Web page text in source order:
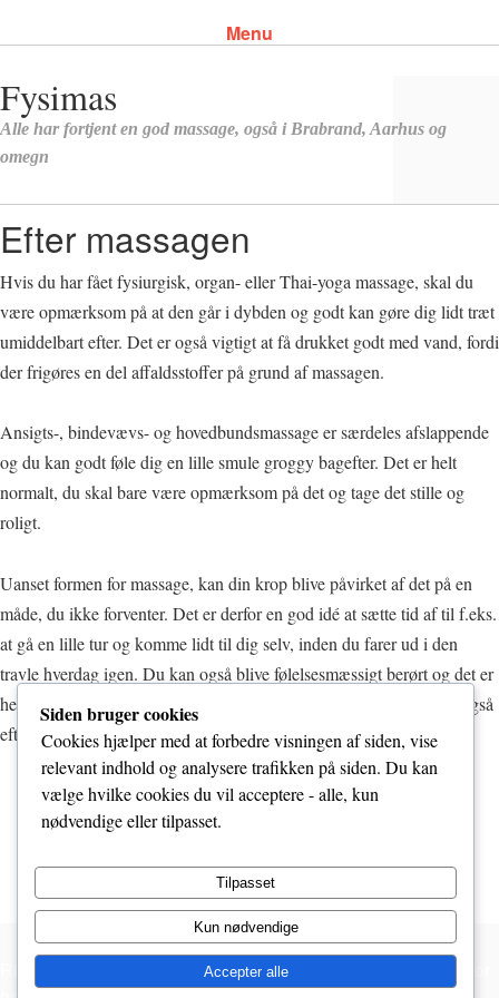
Menu
Fysimas
Alle har fortjent en god massage, også i Brabrand, Aarhus og
omegn
Efter massagen
Hvis du har fået fysiurgisk, organ- eller Thai-yoga massage, skal du
være opmærksom på at den går i dybden og godt kan gøre dig lidt træt
umiddelbart efter. Det er også vigtigt at få drukket godt med vand, fordi
der frigøres en del affaldsstoffer på grund af massagen.
Ansigts-, bindevævs- og hovedbundsmassage er særdeles afslappende
og du kan godt føle dig en lille smule groggy bagefter. Det er helt
normalt, du skal bare være opmærksom på det og tage det stille og
roligt.
Uanset formen for massage, kan din krop blive påvirket af det på en
måde, du ikke forventer. Det er derfor en god idé at sætte tid af til f.eks.
at gå en lille tur og komme lidt til dig selv, inden du farer ud i den
travle hverdag igen. Du kan også blive følelsesmæssigt berørt og det er
helt i orden, jeg vil gøre hvad jeg kan for at støtte dig i processen, også
efter at du er taget hjem.
Ring 52406657 hvis du har spørgsmål, særlige ønsker eller for
Siden bruger cookies
Cookies hjælper med at forbedre visningen af siden, vise
relevant indhold og analysere trafikken på siden. Du kan
vælge hvilke cookies du vil acceptere - alle, kun
nødvendige eller tilpasset.
Tilpasset
Kun nødvendige
Accepter alle